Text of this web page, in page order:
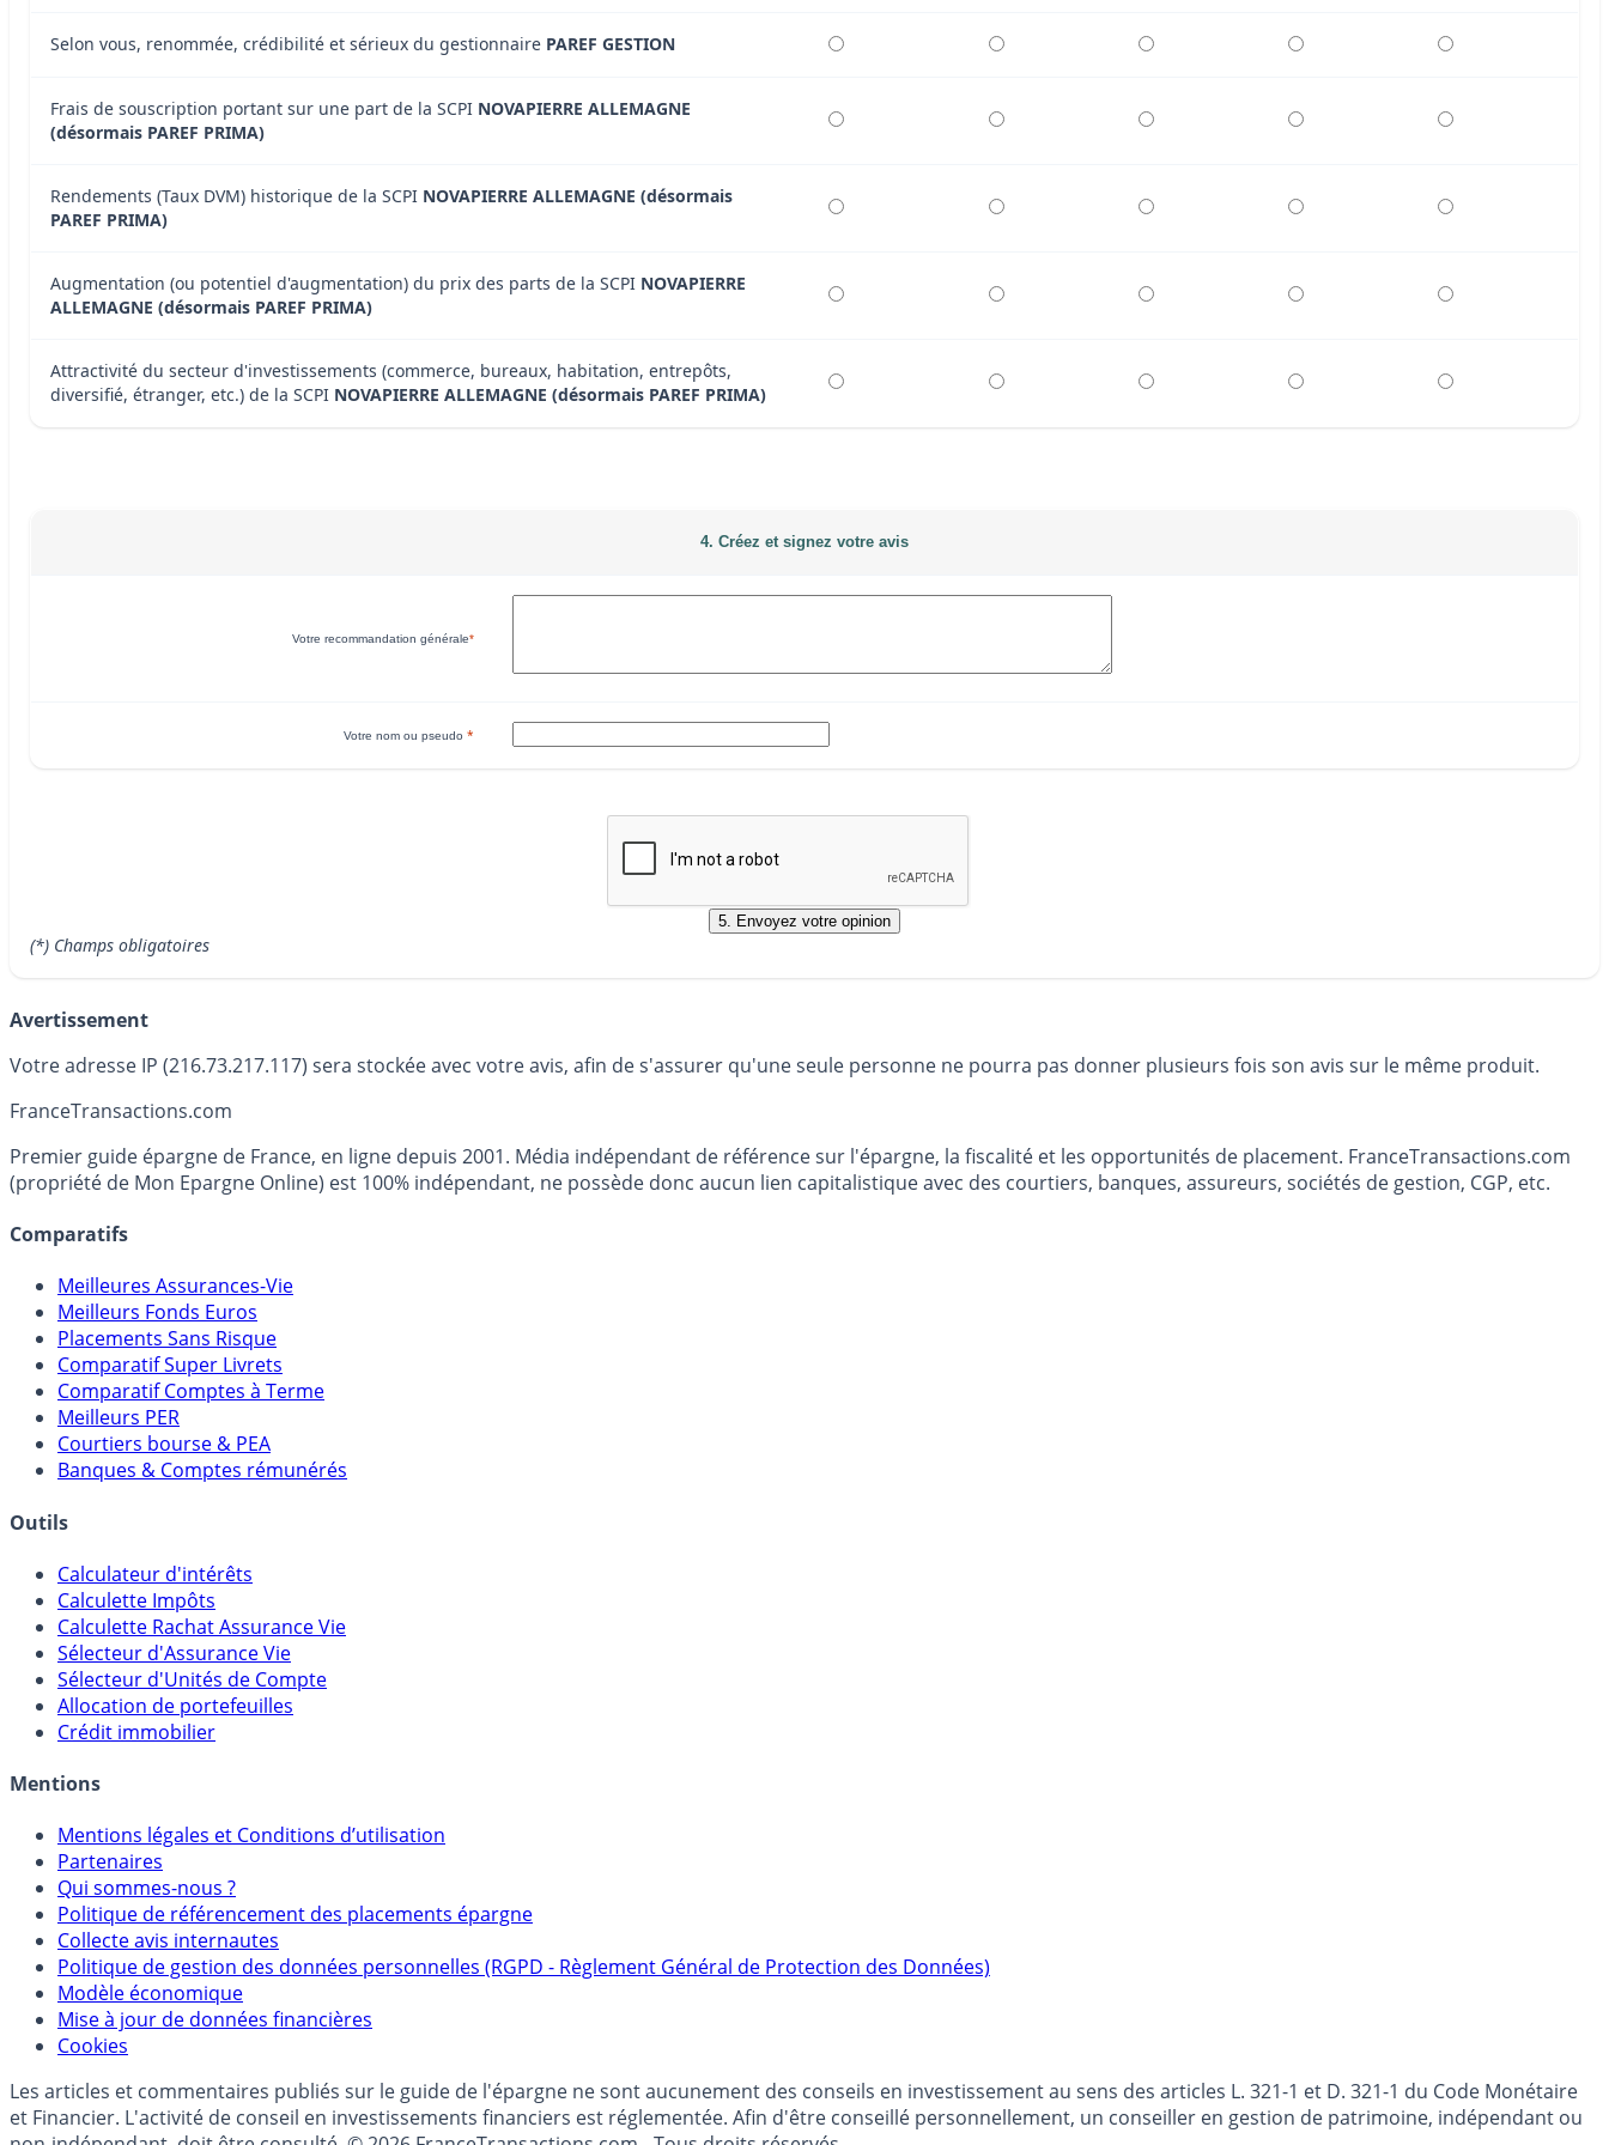
Selon vous, renommée, crédibilité et sérieux du gestionnaire PAREF GESTION
Frais de souscription portant sur une part de la SCPI NOVAPIERRE ALLEMAGNE
(désormais PAREF PRIMA)
Rendements (Taux DVM) historique de la SCPI NOVAPIERRE ALLEMAGNE (désormais
PAREF PRIMA)
Augmentation (ou potentiel d'augmentation) du prix des parts de la SCPI NOVAPIERRE
ALLEMAGNE (désormais PAREF PRIMA)
Attractivité du secteur d'investissements (commerce, bureaux, habitation, entrepôts,
diversifié, étranger, etc.) de la SCPI NOVAPIERRE ALLEMAGNE (désormais PAREF PRIMA)
4. Créez et signez votre avis
Votre recommandation générale*
Votre nom ou pseudo *
(*) Champs obligatoires
Avertissement
Votre adresse IP (216.73.217.117) sera stockée avec votre avis, afin de s'assurer qu'une seule personne ne pourra pas donner plusieurs fois son avis sur le même produit.
FranceTransactions.com
Premier guide épargne de France, en ligne depuis 2001. Média indépendant de référence sur l'épargne, la fiscalité et les opportunités de placement. FranceTransactions.com
(propriété de Mon Epargne Online) est 100% indépendant, ne possède donc aucun lien capitalistique avec des courtiers, banques, assureurs, sociétés de gestion, CGP, etc.
Comparatifs
Meilleures Assurances-Vie
Meilleurs Fonds Euros
Placements Sans Risque
Comparatif Super Livrets
Comparatif Comptes à Terme
Meilleurs PER
Courtiers bourse & PEA
Banques & Comptes rémunérés
Outils
Calculateur d'intérêts
Calculette Impôts
Calculette Rachat Assurance Vie
Sélecteur d'Assurance Vie
Sélecteur d'Unités de Compte
Allocation de portefeuilles
Crédit immobilier
Mentions
Mentions légales et Conditions d’utilisation
Partenaires
Qui sommes-nous ?
Politique de référencement des placements épargne
Collecte avis internautes
Politique de gestion des données personnelles (RGPD - Règlement Général de Protection des Données)
Modèle économique
Mise à jour de données financières
Cookies
Les articles et commentaires publiés sur le guide de l'épargne ne sont aucunement des conseils en investissement au sens des articles L. 321-1 et D. 321-1 du Code Monétaire
et Financier. L'activité de conseil en investissements financiers est réglementée. Afin d'être conseillé personnellement, un conseiller en gestion de patrimoine, indépendant ou